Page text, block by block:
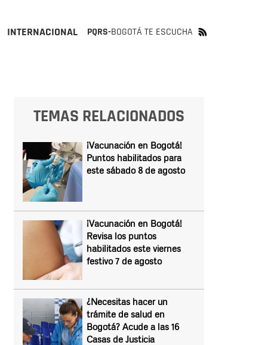
INTERNACIONAL PQRS-BOGOTÁ TE ESCUCHA
TEMAS RELACIONADOS
¡Vacunación en Bogotá!
Puntos habilitados para
este sábado 8 de agosto
¡Vacunación en Bogotá!
Revisa los puntos
habilitados este viernes
festivo 7 de agosto
¿Necesitas hacer un
trámite de salud en
Bogotá? Acude a las 16
Casas de Justicia